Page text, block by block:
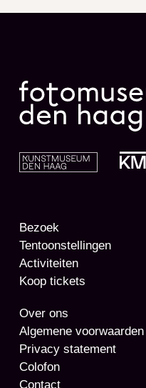
Bezoek
Tentoonstellingen
Activiteiten
Koop tickets
Over ons
Algemene voorwaarden
Privacy statement
Colofon
Contact